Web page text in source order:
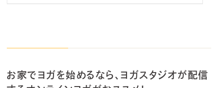
お家でヨガを始めるなら、ヨガスタジオが配信